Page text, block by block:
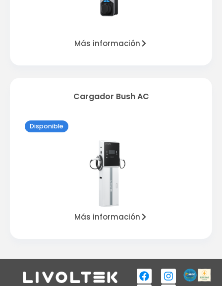
Más información
Cargador Bush AC
Disponible
Más información